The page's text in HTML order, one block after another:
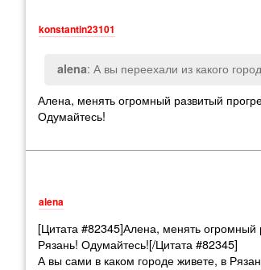
konstantin23101
alena: А вы переехали из какого
Алена, менять огромный развитый
Одумайтесь!
alena
[Цитата #82345]Алена, менять
Рязань! Одумайтесь![/Цитата #82345]
А вы сами в каком городе живете, в